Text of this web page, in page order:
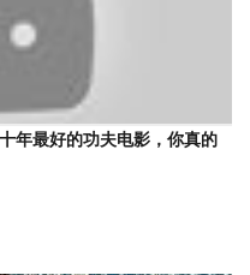
年最好的功夫电影，你真的